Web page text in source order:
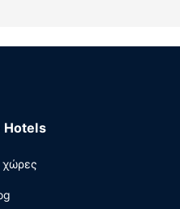
τη βεράντα στο ρετιρέ
Χαλαρώστε με
πρωινό (σε μπουφέ)
Hotels
χώρες